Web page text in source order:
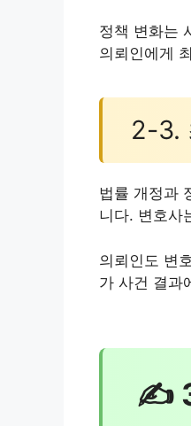
정책 변화는
의뢰인에게
2-3.
법률 개정과
니다. 변호사
의뢰인도 변
가 사건 결과
✍